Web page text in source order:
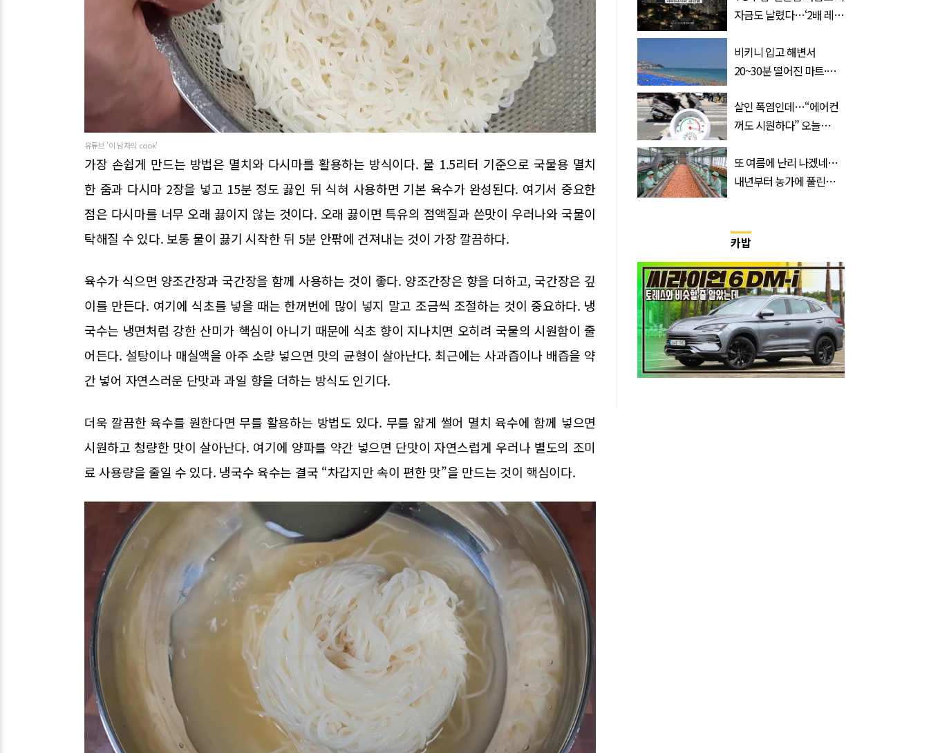
유튜브 '이 남자의 cook'
가장 손쉽게 만드는 방법은 멸치와 다시마를 활용하는 방식이다. 물 1.5리터 기준으로 국물용 멸치
한 줌과 다시마 2장을 넣고 15분 정도 끓인 뒤 식혀 사용하면 기본 육수가 완성된다. 여기서 중요한
점은 다시마를 너무 오래 끓이지 않는 것이다. 오래 끓이면 특유의 점액질과 쓴맛이 우러나와 국물이
탁해질 수 있다. 보통 물이 끓기 시작한 뒤 5분 안팎에 건져내는 것이 가장 깔끔하다.
육수가 식으면 양조간장과 국간장을 함께 사용하는 것이 좋다. 양조간장은 향을 더하고, 국간장은 깊
이를 만든다. 여기에 식초를 넣을 때는 한꺼번에 많이 넣지 말고 조금씩 조절하는 것이 중요하다. 냉
국수는 냉면처럼 강한 산미가 핵심이 아니기 때문에 식초 향이 지나치면 오히려 국물의 시원함이 줄
어든다. 설탕이나 매실액을 아주 소량 넣으면 맛의 균형이 살아난다. 최근에는 사과즙이나 배즙을 약
간 넣어 자연스러운 단맛과 과일 향을 더하는 방식도 인기다.
더욱 깔끔한 육수를 원한다면 무를 활용하는 방법도 있다. 무를 얇게 썰어 멸치 육수에 함께 넣으면
시원하고 청량한 맛이 살아난다. 여기에 양파를 약간 넣으면 단맛이 자연스럽게 우러나 별도의 조미
료 사용량을 줄일 수 있다. 냉국수 육수는 결국 “차갑지만 속이 편한 맛”을 만드는 것이 핵심이다.
자금도 날렸다…‘2배 레버
비키니 입고 해변서
20~30분 떨어진 마트·주
속출, 반응 폭발
살인 폭염인데…“에어컨
꺼도 시원하다” 오늘
또 여름에 난리 나겠네…
내년부터 농가에 풀린다는
카밥